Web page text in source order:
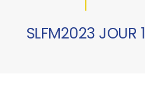
SLFM2023 JOUR 1